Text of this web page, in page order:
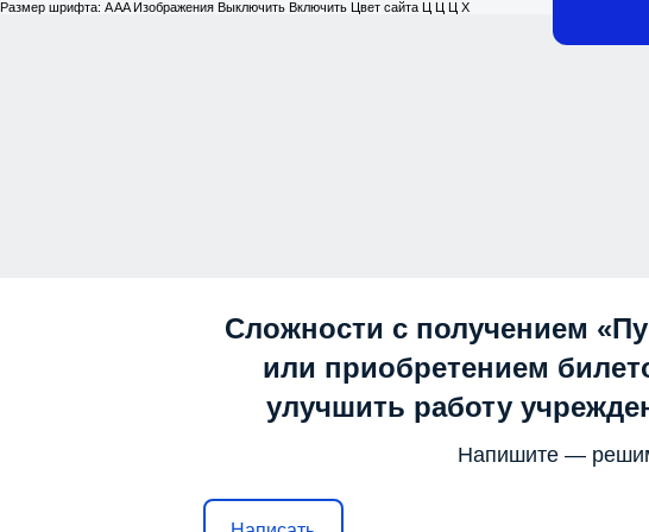
Размер шрифта: AAAИзображения Выключить Включить Цвет сайта Ц Ц Ц Х
Сложности с получением
или приобретением
улучшить работу
Напишите —